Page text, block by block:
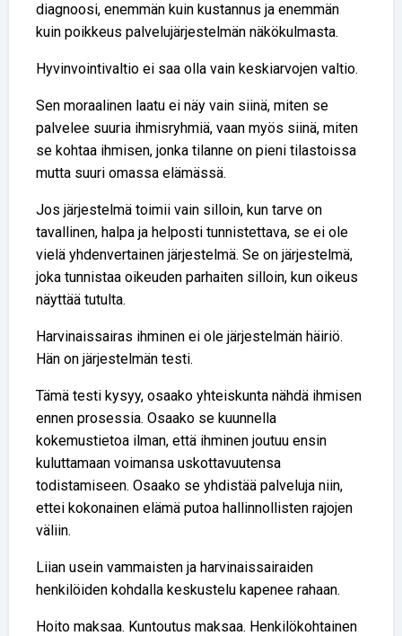
diagnoosi, enemmän kuin kustannus ja enemmän
kuin poikkeus palvelujärjestelmän näkökulmasta.
Hyvinvointivaltio ei saa olla vain keskiarvojen valtio.
Sen moraalinen laatu ei näy vain siinä, miten se
palvelee suuria ihmisryhmiä, vaan myös siinä, miten
se kohtaa ihmisen, jonka tilanne on pieni tilastoissa
mutta suuri omassa elämässä.
Jos järjestelmä toimii vain silloin, kun tarve on
tavallinen, halpa ja helposti tunnistettava, se ei ole
vielä yhdenvertainen järjestelmä. Se on järjestelmä,
joka tunnistaa oikeuden parhaiten silloin, kun oikeus
näyttää tutulta.
Harvinaissairas ihminen ei ole järjestelmän häiriö.
Hän on järjestelmän testi.
Tämä testi kysyy, osaako yhteiskunta nähdä ihmisen
ennen prosessia. Osaako se kuunnella
kokemustietoa ilman, että ihminen joutuu ensin
kuluttamaan voimansa uskottavuutensa
todistamiseen. Osaako se yhdistää palveluja niin,
ettei kokonainen elämä putoa hallinnollisten rajojen
väliin.
Liian usein vammaisten ja harvinaissairaiden
henkilöiden kohdalla keskustelu kapenee rahaan.
Hoito maksaa. Kuntoutus maksaa. Henkilökohtainen